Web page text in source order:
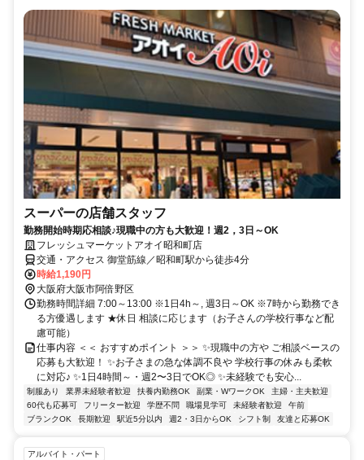
スーパーの店舗スタッフ
勤務開始時期応相談♪現職中の方も大歓迎！週2，3日～OK
フレッシュマーケットアオイ昭和町店
交通・アクセス 御堂筋線／昭和町駅から徒歩4分
時給1,190円
大阪府大阪市阿倍野区
勤務時間詳細 7:00～13:00 ※1日4h～, 週3日～OK ※7時から勤務でき
る方優遇します ★休日 相談に応じます（お子さんの学校行事など配
慮可能）
仕事内容 ＜＜ おすすめポイント ＞＞ ✨現職中の方や ご相談ベースの
応募も大歓迎！ ✨お子さまの急な体調不良や 学校行事の休みも柔軟
に対応♪ ✨1日4時間～・週2〜3日でOK◎ ✨未経験でも安心...
制服あり 業界未経験者歓迎 扶養内勤務OK 副業・WワークOK
主婦・主夫歓迎
60代も応募可
フリーター歓迎 学歴不問 職場見学可 未経験者歓迎
午前
ブランクOK
長期歓迎 駅近5分以内 週2・3日からOK シフト制 友達と応募OK
アルバイト・パート